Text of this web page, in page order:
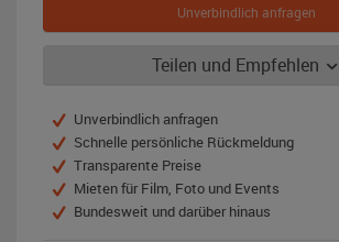
Unverbindlich anfragen
Teilen und Empfehlen
Unverbindlich anfragen
Schnelle persönliche Rückmeldung
Transparente Preise
Mieten für Film, Foto und Events
Bundesweit und darüber hinaus